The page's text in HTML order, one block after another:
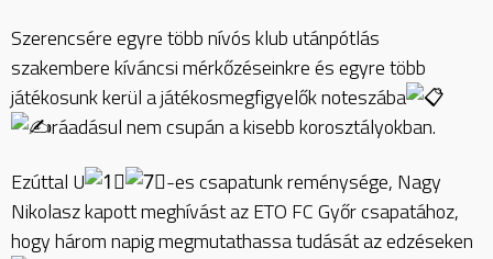
Szerencsére egyre több nívós klub utánpótlás
szakembere kíváncsi mérkőzéseinkre és egyre több
játékosunk kerül a játékosmegfigyelők noteszába
ráadásul nem csupán a kisebb korosztályokban.
Ezúttal U
-es csapatunk reménysége, Nagy
Nikolasz kapott meghívást az ETO FC Győr csapatához,
hogy három napig megmutathassa tudását az edzéseken